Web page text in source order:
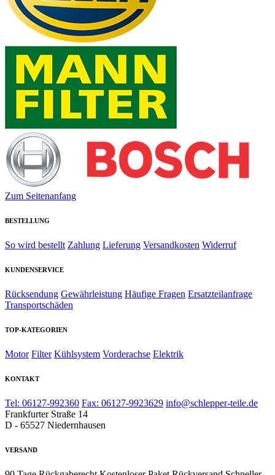
Zum Seitenanfang
BESTELLUNG
So wird bestellt Zahlung Lieferung Versandkosten Widerruf
KUNDENSERVICE
Rücksendung Gewährleistung Häufige Fragen Ersatzteilanfrage
Transportschäden
TOP-KATEGORIEN
Motor Filter Kühlsystem Vorderachse Elektrik
KONTAKT
Tel: 06127-992360 Fax: 06127-9923629 info@schlepper-teile.de
Frankfurter Straße 14
D - 65527 Niedernhausen
VERSAND